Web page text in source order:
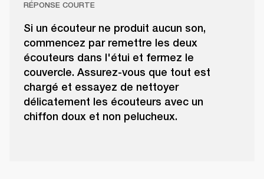
RÉPONSE COURTE
Si un écouteur ne produit aucun son,
commencez par remettre les deux
écouteurs dans l'étui et fermez le
couvercle. Assurez-vous que tout est
chargé et essayez de nettoyer
délicatement les écouteurs avec un
chiffon doux et non pelucheux.